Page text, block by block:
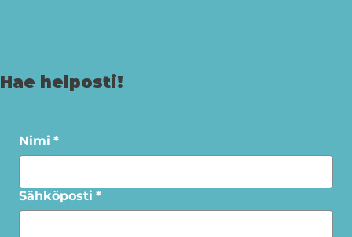
Hae helposti!
Nimi *
Sähköposti *